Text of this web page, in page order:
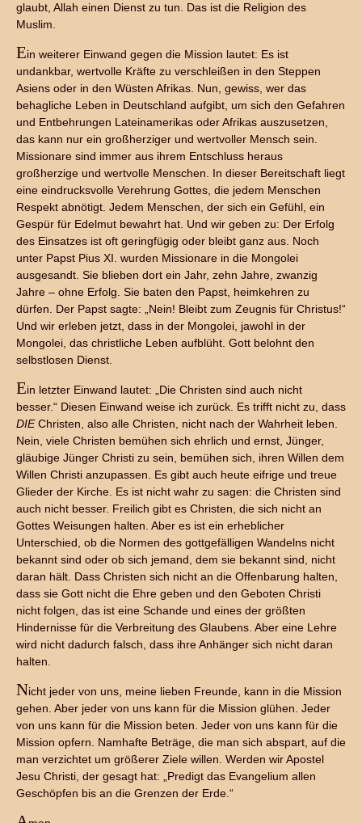
glaubt, Allah einen Dienst zu tun. Das ist die Religion des
Muslim.
Ein weiterer Einwand gegen die Mission lautet: Es ist
undankbar, wertvolle Kräfte zu verschleißen in den Steppen
Asiens oder in den Wüsten Afrikas. Nun, gewiss, wer das
behagliche Leben in Deutschland aufgibt, um sich den Gefahren
und Entbehrungen Lateinamerikas oder Afrikas auszusetzen,
das kann nur ein großherziger und wertvoller Mensch sein.
Missionare sind immer aus ihrem Entschluss heraus
großherzige und wertvolle Menschen. In dieser Bereitschaft liegt
eine eindrucksvolle Verehrung Gottes, die jedem Menschen
Respekt abnötigt. Jedem Menschen, der sich ein Gefühl, ein
Gespür für Edelmut bewahrt hat. Und wir geben zu: Der Erfolg
des Einsatzes ist oft geringfügig oder bleibt ganz aus. Noch
unter Papst Pius XI. wurden Missionare in die Mongolei
ausgesandt. Sie blieben dort ein Jahr, zehn Jahre, zwanzig
Jahre – ohne Erfolg. Sie baten den Papst, heimkehren zu
dürfen. Der Papst sagte: „Nein! Bleibt zum Zeugnis für Christus!“
Und wir erleben jetzt, dass in der Mongolei, jawohl in der
Mongolei, das christliche Leben aufblüht. Gott belohnt den
selbstlosen Dienst.
Ein letzter Einwand lautet: „Die Christen sind auch nicht
besser.“ Diesen Einwand weise ich zurück. Es trifft nicht zu, dass
DIEChristen, also alle Christen, nicht nach der Wahrheit leben.
Nein, viele Christen bemühen sich ehrlich und ernst, Jünger,
gläubige Jünger Christi zu sein, bemühen sich, ihren Willen dem
Willen Christi anzupassen. Es gibt auch heute eifrige und treue
Glieder der Kirche. Es ist nicht wahr zu sagen: die Christen sind
auch nicht besser. Freilich gibt es Christen, die sich nicht an
Gottes Weisungen halten. Aber es ist ein erheblicher
Unterschied, ob die Normen des gottgefälligen Wandelns nicht
bekannt sind oder ob sich jemand, dem sie bekannt sind, nicht
daran hält. Dass Christen sich nicht an die Offenbarung halten,
dass sie Gott nicht die Ehre geben und den Geboten Christi
nicht folgen, das ist eine Schande und eines der größten
Hindernisse für die Verbreitung des Glaubens. Aber eine Lehre
wird nicht dadurch falsch, dass ihre Anhänger sich nicht daran
halten.
Nicht jeder von uns, meine lieben Freunde, kann in die Mission
gehen. Aber jeder von uns kann für die Mission glühen. Jeder
von uns kann für die Mission beten. Jeder von uns kann für die
Mission opfern. Namhafte Beträge, die man sich abspart, auf die
man verzichtet um größerer Ziele willen. Werden wir Apostel
Jesu Christi, der gesagt hat: „Predigt das Evangelium allen
Geschöpfen bis an die Grenzen der Erde.“